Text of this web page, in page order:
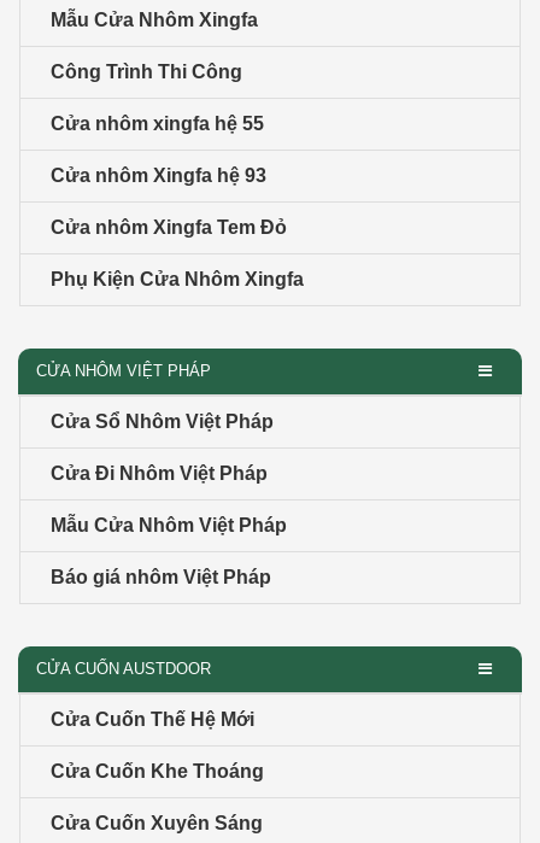
Mẫu Cửa Nhôm Xingfa
Công Trình Thi Công
Cửa nhôm xingfa hệ 55
Cửa nhôm Xingfa hệ 93
Cửa nhôm Xingfa Tem Đỏ
Phụ Kiện Cửa Nhôm Xingfa
CỬA NHÔM VIỆT PHÁP
Cửa Sổ Nhôm Việt Pháp
Cửa Đi Nhôm Việt Pháp
Mẫu Cửa Nhôm Việt Pháp
Báo giá nhôm Việt Pháp
CỬA CUỐN AUSTDOOR
Cửa Cuốn Thế Hệ Mới
Cửa Cuốn Khe Thoáng
Cửa Cuốn Xuyên Sáng